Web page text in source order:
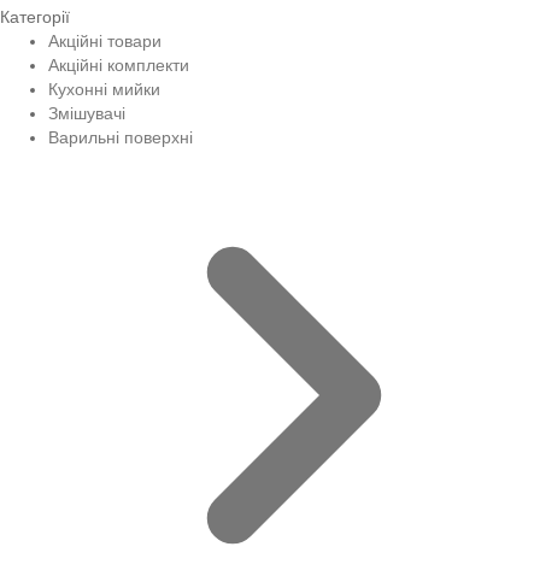
Категорії
Акційні товари
Акційні комплекти
Кухонні мийки
Змішувачі
Варильні поверхні